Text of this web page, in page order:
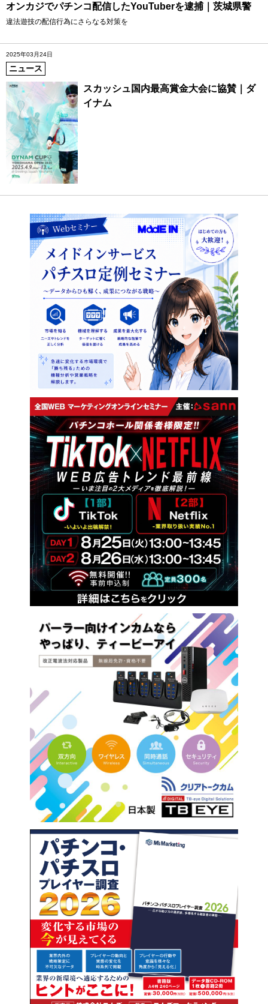
オンカジでパチンコ配信したYouTuberを逮捕｜茨城県警
違法遊技の配信行為にさらなる対策を
2025年03月24日
ニュース
スカッシュ国内最高賞金大会に協賛｜ダ
イナム